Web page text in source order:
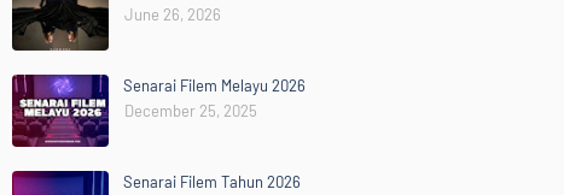
June 26, 2026
Senarai Filem Melayu 2026
December 25, 2025
Senarai Filem Tahun 2026